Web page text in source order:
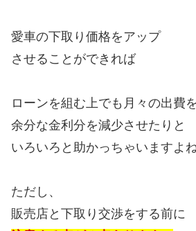
愛車の下取り価格をアップ
させることができれば
ローンを組む上でも月々の出費
余分な金利分を減少させたりと
いろいろと助かっちゃいますよ
ただし、
販売店と下取り交渉をする前に